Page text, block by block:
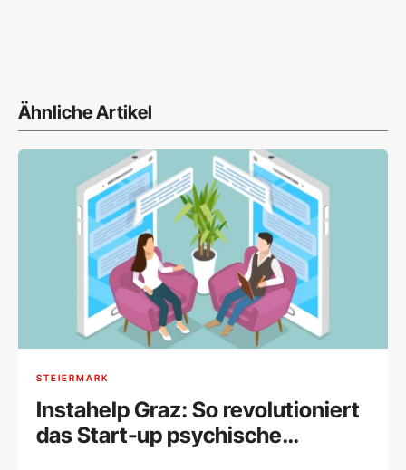
Ähnliche Artikel
STEIERMARK
Instahelp Graz: So revolutioniert
das Start-up psychische